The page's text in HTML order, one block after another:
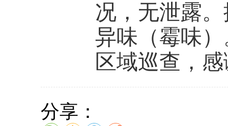
况，无泄露
异味（霉味
区域巡查，
分享：